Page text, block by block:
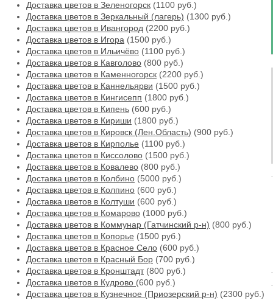
Доставка цветов в Зеленогорск (1100 руб.)
Доставка цветов в Зеркальный (лагерь) (1300 руб.)
Доставка цветов в Ивангород (2200 руб.)
Доставка цветов в Игора (1500 руб.)
Доставка цветов в Ильичёво (1100 руб.)
Доставка цветов в Кавголово (800 руб.)
Доставка цветов в Каменногорск (2200 руб.)
Доставка цветов в Каннельярви (1500 руб.)
Доставка цветов в Кингисепп (1800 руб.)
Доставка цветов в Кипень (600 руб.)
Доставка цветов в Кириши (1800 руб.)
Доставка цветов в Кировск (Лен.Область) (900 руб.)
Доставка цветов в Кирполье (1100 руб.)
Доставка цветов в Киссолово (1500 руб.)
Доставка цветов в Ковалево (800 руб.)
Доставка цветов в Колбино (5000 руб.)
Доставка цветов в Колпино (600 руб.)
Доставка цветов в Колтуши (600 руб.)
Доставка цветов в Комарово (1000 руб.)
Доставка цветов в Коммунар (Гатчинский р-н) (800 руб.)
Доставка цветов в Копорье (1500 руб.)
Доставка цветов в Красное Село (600 руб.)
Доставка цветов в Красный Бор (700 руб.)
Доставка цветов в Кронштадт(800 руб.)
Доставка цветов в Кудрово (600 руб.)
Доставка цветов в Кузнечное (Приозерский р-н) (2300 руб.)